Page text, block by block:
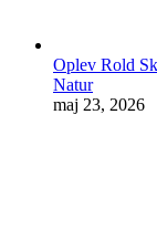
Oplev Rold
Natur
maj 23, 2026